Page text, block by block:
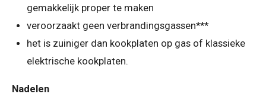
gemakkelijk proper te maken
veroorzaakt geen verbrandingsgassen***
het is zuiniger dan kookplaten op gas of klassieke
elektrische kookplaten.
Nadelen